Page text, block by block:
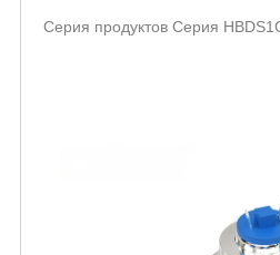
винтовой зажим
Серия продуктов Серия